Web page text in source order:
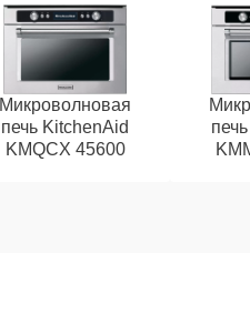
Микроволновая
печь KitchenAid
KMQCX 45600